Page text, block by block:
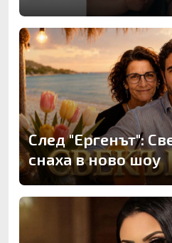
След "Ергенът":
снаха в ново шоу